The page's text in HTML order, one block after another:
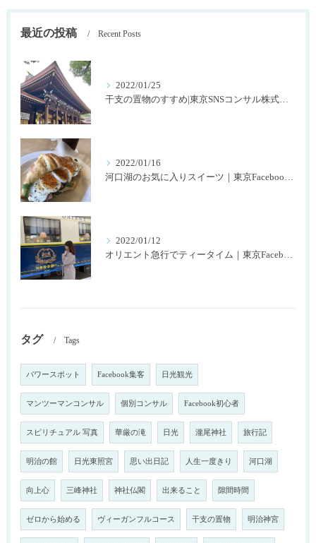
最近の投稿 Recent Posts
2022/01/25
干支の置物のすすめ|東京SNSコンサル株式会社SNOWTIME125
2022/01/16
2022/01/12
タグ Tags
パワースポット Facebook集客 日光観光
マンツーマンコンサル 個別コンサル Facebook初心者
スピリチュアル 写真 華厳の滝 日光 瀧尾神社 旅行記
明治の館 日光東照宮 思い出日記 人生一度きり 河口湖
向上心 三峰神社 神社仏閣 出来ること 隙間時間
ゼロから始める ヴィーガンフルコース 干支の置物 明治神宮